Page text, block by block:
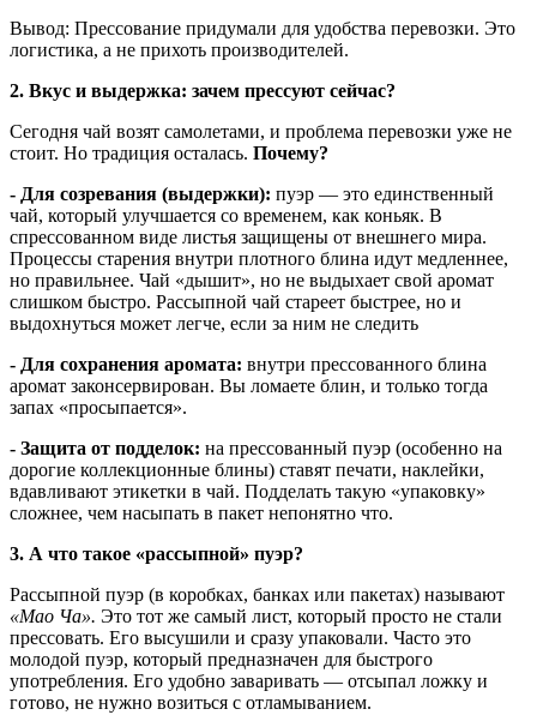
Вывод: Прессование придумали для удобства перевозки. Это
логистика, а не прихоть производителей.
2. Вкус и выдержка: зачем прессуют сейчас?
Сегодня чай возят самолетами, и проблема перевозки уже не
стоит. Но традиция осталась. Почему?
- Для созревания (выдержки): пуэр — это единственный
чай, который улучшается со временем, как коньяк. В
спрессованном виде листья защищены от внешнего мира.
Процессы старения внутри плотного блина идут медленнее,
но правильнее. Чай «дышит», но не выдыхает свой аромат
слишком быстро. Рассыпной чай стареет быстрее, но и
выдохнуться может легче, если за ним не следить
- Для сохранения аромата: внутри прессованного блина
аромат законсервирован. Вы ломаете блин, и только тогда
запах «просыпается».
- Защита от подделок: на прессованный пуэр (особенно на
дорогие коллекционные блины) ставят печати, наклейки,
вдавливают этикетки в чай. Подделать такую «упаковку»
сложнее, чем насыпать в пакет непонятно что.
3. А что такое «рассыпной» пуэр?
Рассыпной пуэр (в коробках, банках или пакетах) называют
«Мао Ча». Это тот же самый лист, который просто не стали
прессовать. Его высушили и сразу упаковали. Часто это
молодой пуэр, который предназначен для быстрого
употребления. Его удобно заваривать — отсыпал ложку и
готово, не нужно возиться с отламыванием.